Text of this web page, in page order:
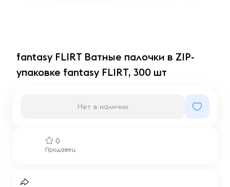
fantasy FLIRT Ватные палочки в ZIP-
упаковке fantasy FLIRT, 300 шт
0
Продавец
Нет в наличии